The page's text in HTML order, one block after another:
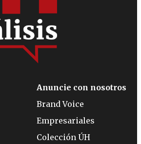
Anuncie con nosotros
Brand Voice
Empresariales
Colección ÚH